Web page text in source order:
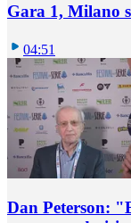
Gara 1, Milano
04:51
Dan Peterson: